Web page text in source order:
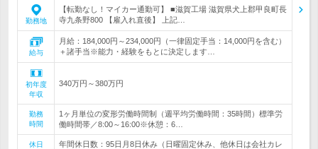
勤務地
【転勤なし！マイカー通勤可】 ■滋賀工場 滋賀県犬上郡甲良町長
寺九条野800 【雇入れ直後】 上記…
給与
月給：184,000円～234,000円（一律固定手当：14,000円を含む）
＋諸手当※能力・経験をもとに決定します…
初年度
年収
340万円～380万円
勤務
時間
1ヶ月単位の変形労働時間制（週平均労働時間：35時間）標準労
働時間帯／8:00～16:00※休憩：6…
休日
年間休日数：95日月8日休み（日曜固定休み、他休日は会社カレ